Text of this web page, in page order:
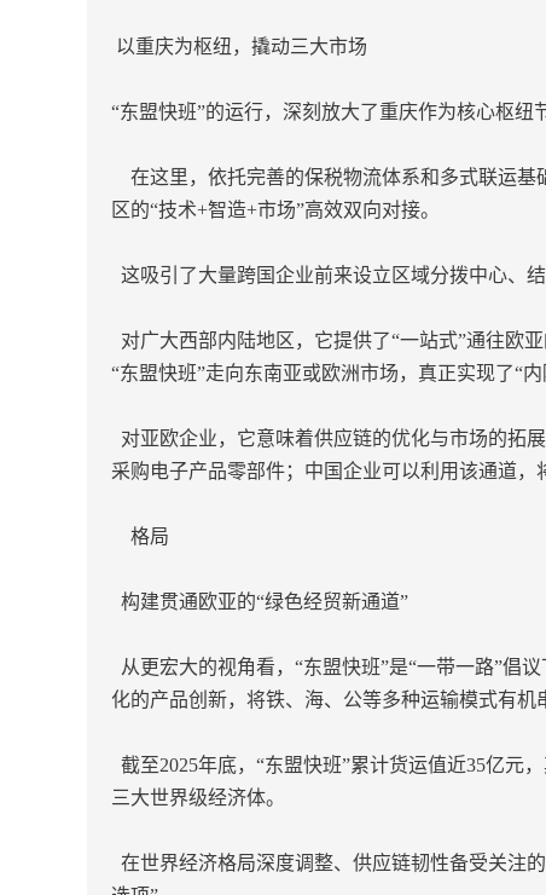
以重庆为枢纽，撬动三大市场
“东盟快班”的运行，深刻放大了重庆作为核心枢
在这里，依托完善的保税物流体系和多式联运基
区的“技术+智造+市场”高效双向对接。
这吸引了大量跨国企业前来设立区域分拨中心、
对广大西部内陆地区，它提供了“一站式”通往欧
“东盟快班”走向东南亚或欧洲市场，真正实现了“内
对亚欧企业，它意味着供应链的优化与市场的拓
采购电子产品零部件；中国企业可以利用该通道
格局
构建贯通欧亚的“绿色经贸新通道”
从更宏大的视角看，“东盟快班”是“一带一路”倡
化的产品创新，将铁、海、公等多种运输模式有机
截至2025年底，“东盟快班”累计货运值近35亿元
三大世界级经济体。
在世界经济格局深度调整、供应链韧性备受关注